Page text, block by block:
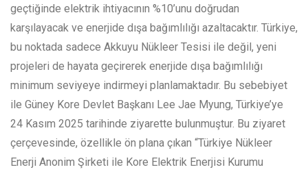
geçtiğinde elektrik ihtiyacının %10’unu doğrudan
karşılayacak ve enerjide dışa bağımlılığı azaltacaktır. Türkiye,
bu noktada sadece Akkuyu Nükleer Tesisi ile değil, yeni
projeleri de hayata geçirerek enerjide dışa bağımlılığı
minimum seviyeye indirmeyi planlamaktadır. Bu sebebiyet
ile Güney Kore Devlet Başkanı Lee Jae Myung, Türkiye’ye
24 Kasım 2025 tarihinde ziyarette bulunmuştur. Bu ziyaret
çerçevesinde, özellikle ön plana çıkan “Türkiye Nükleer
Enerji Anonim Şirketi ile Kore Elektrik Enerjisi Kurumu